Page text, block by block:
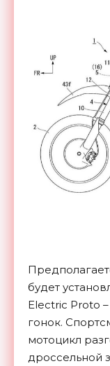
будет
Electric Proto
гонок.
мотоцикл
дроссельной